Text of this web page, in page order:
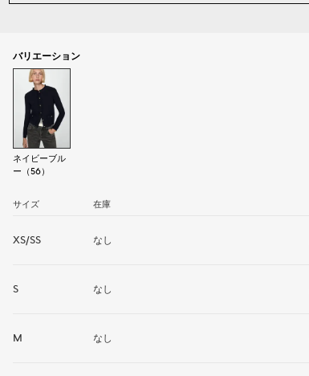
バリエーション
ネイビーブル
ー（56）
サイズ 在庫
XS/SS なし
S なし
M なし